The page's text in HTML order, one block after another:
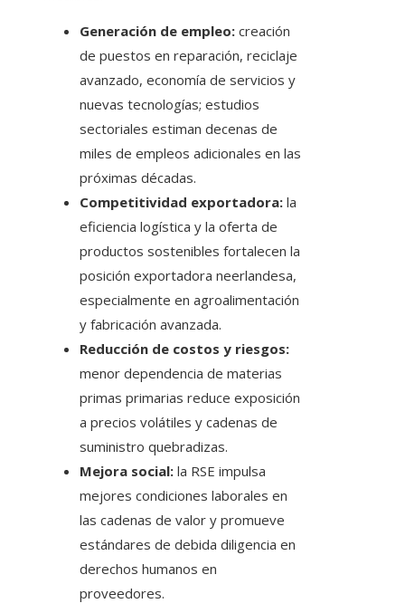
Generación de empleo: creación
de puestos en reparación, reciclaje
avanzado, economía de servicios y
nuevas tecnologías; estudios
sectoriales estiman decenas de
miles de empleos adicionales en las
próximas décadas.
Competitividad exportadora: la
eficiencia logística y la oferta de
productos sostenibles fortalecen la
posición exportadora neerlandesa,
especialmente en agroalimentación
y fabricación avanzada.
Reducción de costos y riesgos:
menor dependencia de materias
primas primarias reduce exposición
a precios volátiles y cadenas de
suministro quebradizas.
Mejora social: la RSE impulsa
mejores condiciones laborales en
las cadenas de valor y promueve
estándares de debida diligencia en
derechos humanos en
proveedores.